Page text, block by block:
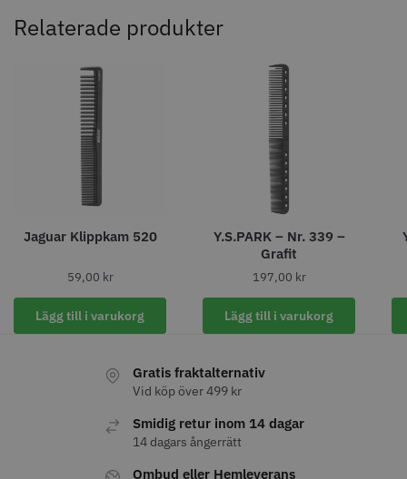
Relaterade produkter
Jaguar Klippkam 520
59,00 kr
Lägg till i varukorg
Y.S.PARK – Nr. 339 –
Grafit
197,00 kr
Lägg till i varukorg
Gratis fraktalternativ
Vid köp över 499 kr
Smidig retur inom 14 dagar
14 dagars ångerrätt
Ombud eller Hemleverans
STORSÄLJARE
JRL - FreshFade 2020C
1799.00 kr1599.00 kr
11% Rabatt
Säkerhetshyvel - Halmstad
399.00 kr
Info